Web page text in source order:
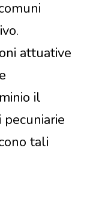
attuative
il
tali